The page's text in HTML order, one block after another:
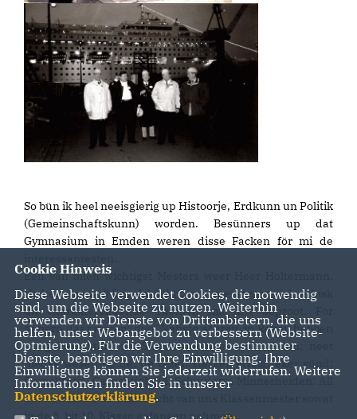
So bün ik heel neeisgierig up Histoorje, Erdkunn un Politik
(Gemeinschaftskunn) worden. Besünners up dat
Gymnasium in Emden weren disse Facken för mi de
Een van mien wichtigst Mesters weer Heer Holtermann.
He hett uns woll Engelsk lehrt, man meest moralisk, ethisk
un charakterbildende Themen mit uns beproot. För
annern daar wesen; dien Nahste achten, in Reken hebben
un gellen laten; de Swackeren neet stahn laten; neet
niedsk wesen up de, de beter, starker, erfolgrieker sünd;
Demokratie, Gerechtigheid, Schuul van Minnerheiden: All
dat hett mi an de Unnerricht van uns Klassenmester sowat
in de 8. bit 10. Klasse gefangen nohmen.
Cookie Hinweis
Diese Webseite verwendet Cookies, die notwendig
sind, um die Webseite zu nutzen. Weiterhin
verwenden wir Dienste von Drittanbietern, die uns
helfen, unser Webangebot zu verbessern (Website-
Optmierung). Für die Verwendung bestimmter
Dienste, benötigen wir Ihre Einwilligung. Ihre
Einwilligung können Sie jederzeit widerrufen. Weitere
Informationen finden Sie in unserer
Datenschutzerklärung.